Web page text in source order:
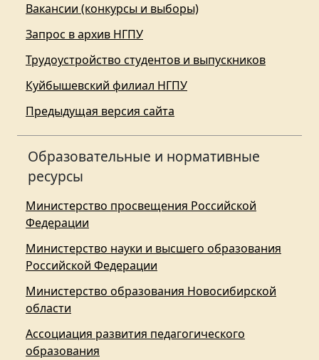
Вакансии (конкурсы и выборы)
Запрос в архив НГПУ
Трудоустройство студентов и выпускников
Куйбышевский филиал НГПУ
Предыдущая версия сайта
Образовательные и нормативные
ресурсы
Министерство просвещения Российской
Федерации
Министерство науки и высшего образования
Российской Федерации
Министерство образования Новосибирской
области
Ассоциация развития педагогического
образования